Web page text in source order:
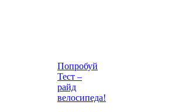
Попробуй
Тест –
райд
велосипеда!